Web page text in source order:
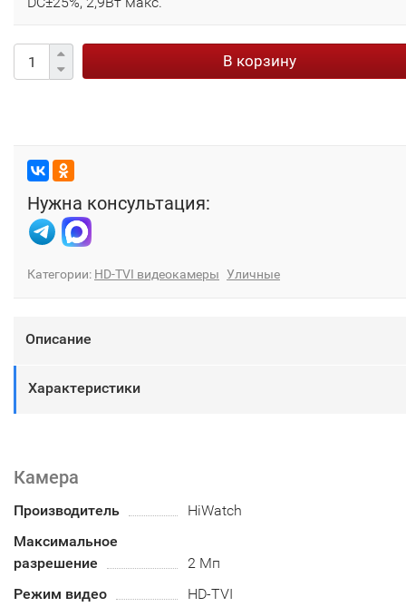
В корзину
Нужна консультация:
Категории: HD-TVI видеокамеры Уличные
Описание
Характеристики
Камера
Производитель
HiWatch
Максимальное
разрешение
2 Мп
Режим видео
HD-TVI